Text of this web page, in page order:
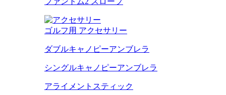
ゴルフ用 アクセサリー
ダブルキャノピーアンブレラ
シングルキャノピーアンブレラ
アライメントスティック